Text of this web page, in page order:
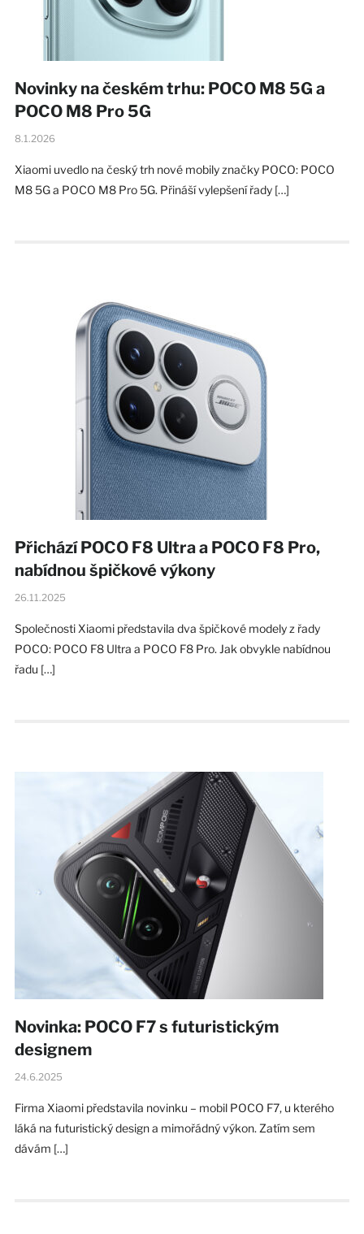
Novinky na českém trhu: POCO M8 5G a
POCO M8 Pro 5G
8.1.2026
Xiaomi uvedlo na český trh nové mobily značky POCO: POCO
M8 5G a POCO M8 Pro 5G. Přináší vylepšení řady […]
Přichází POCO F8 Ultra a POCO F8 Pro,
nabídnou špičkové výkony
26.11.2025
Společnosti Xiaomi představila dva špičkové modely z řady
POCO: POCO F8 Ultra a POCO F8 Pro. Jak obvykle nabídnou
řadu […]
Novinka: POCO F7 s futuristickým
designem
24.6.2025
Firma Xiaomi představila novinku – mobil POCO F7, u kterého
láká na futuristický design a mimořádný výkon. Zatím sem
dávám […]